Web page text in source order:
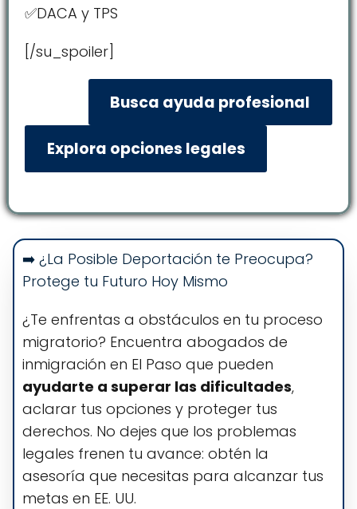
✅DACA y TPS
[/su_spoiler]
Busca ayuda profesional
Explora opciones legales
➡️ ¿La Posible Deportación te Preocupa?
Protege tu Futuro Hoy Mismo
¿Te enfrentas a obstáculos en tu proceso
migratorio? Encuentra abogados de
inmigración en El Paso que pueden
ayudarte a superar las dificultades,
aclarar tus opciones y proteger tus
derechos. No dejes que los problemas
legales frenen tu avance: obtén la
asesoría que necesitas para alcanzar tus
metas en EE. UU.